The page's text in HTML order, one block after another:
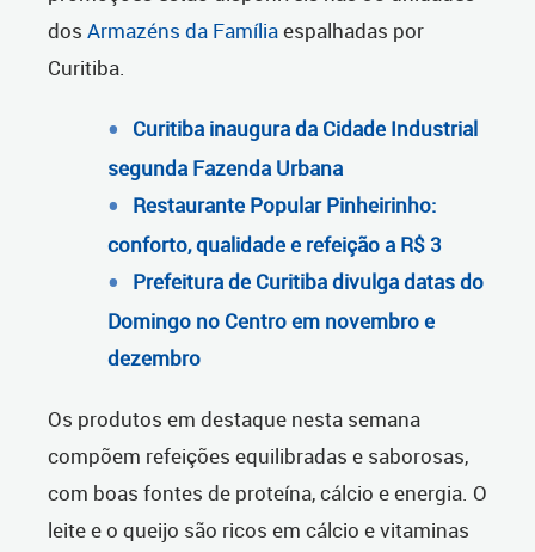
dos Armazéns da Famíliaespalhadas por
Curitiba.
Curitiba inaugura da Cidade Industrial
segunda Fazenda Urbana
Restaurante Popular Pinheirinho:
conforto, qualidade e refeição a R$ 3
Prefeitura de Curitiba divulga datas do
Domingo no Centro em novembro e
dezembro
Os produtos em destaque nesta semana
compõem refeições equilibradas e saborosas,
com boas fontes de proteína, cálcio e energia. O
leite e o queijo são ricos em cálcio e vitaminas